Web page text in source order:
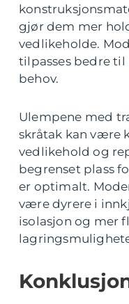
gjør dem mer
vedlikeholde.
tilpasses bedre
behov.
Ulempene med
skråtak kan være
vedlikehold og
begrenset plass
er optimalt.
være dyrere i
isolasjon og mer